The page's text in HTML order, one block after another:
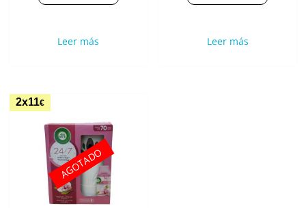
Leer más Leer más
2x11€
AGOTADO